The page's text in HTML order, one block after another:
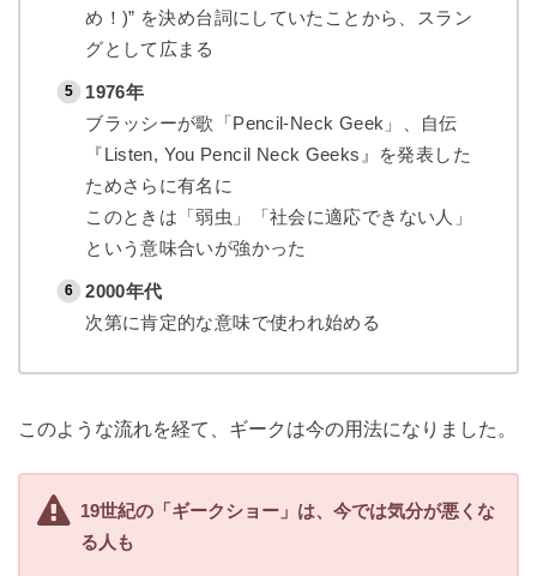
め！)” を決め台詞にしていたことから、スラン
グとして広まる
1976年
ブラッシーが歌「Pencil-Neck Geek」、自伝
『Listen, You Pencil Neck Geeks』を発表した
ためさらに有名に
このときは「弱虫」「社会に適応できない人」
という意味合いが強かった
2000年代
次第に肯定的な意味で使われ始める
このような流れを経て、ギークは今の用法になりました。
19世紀の「ギークショー」は、今では気分が悪くな
る人も